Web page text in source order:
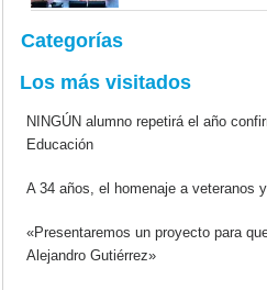
Categorías
Los más visitados
NINGÚN alumno repetirá el año
Educación
A 34 años, el homenaje a veteranos
«Presentaremos un proyecto para
Alejandro Gutiérrez»